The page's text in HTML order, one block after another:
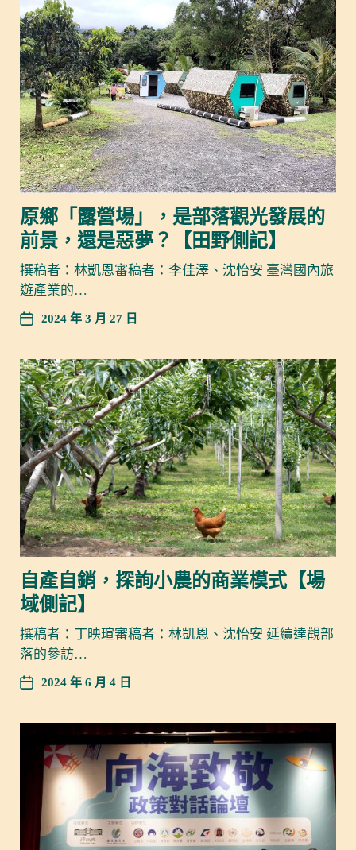
原鄉「露營場」，是部落觀光發展的
前景，還是惡夢？【田野側記】
撰稿者：林凱恩審稿者：李佳澤、沈怡安 臺灣國內旅
遊產業的…
2024 年 3 月 27 日
自產自銷，探詢小農的商業模式【場
域側記】
撰稿者：丁映瑄審稿者：林凱恩、沈怡安 延續達觀部
落的參訪…
2024 年 6 月 4 日